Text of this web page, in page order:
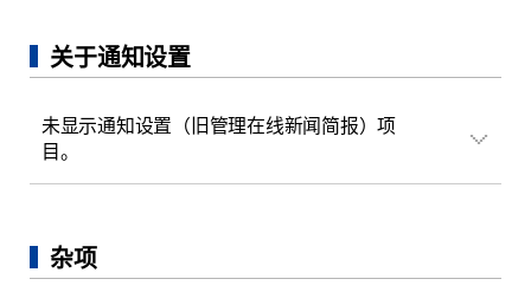
关于通知设置
未显示通知设置（旧管理在线新闻简报）项
目。
杂项